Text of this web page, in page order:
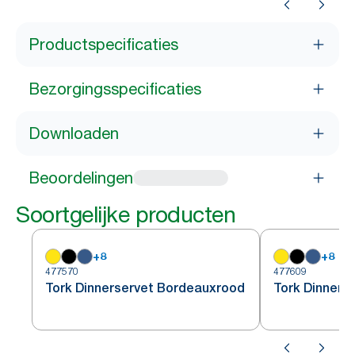
Productspecificaties
Bezorgingsspecificaties
Downloaden
Beoordelingen
Soortgelijke producten
+8
477570
Tork Dinnerservet Bordeauxrood
+8
477609
Tork